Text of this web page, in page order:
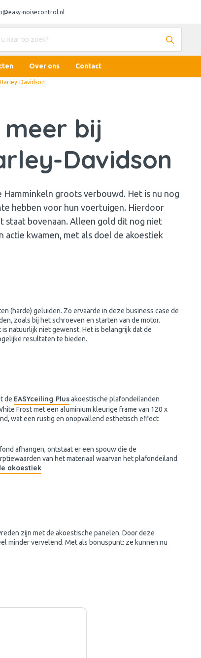
noisecontrol.nl
Over ons Contact
Davidson
bij
Davidson
groots verbouwd. Het is nu nog
hebben voor hun voertuigen. Hierdoor
staat bovenaan. Alleen gold dit nog niet
kwamen, met als doel de akoestiek
(harde) geluiden. Zo ervaarde in deze business case de
zoals bij het schroeven en starten van de motor.
natuurlijk niet gewenst. Het is belangrijk dat de
resultaten te bieden.
de EASYceiling Plusakoestische plafondeilanden
Frost met een aluminium kleurige frame van 120 x
wat een rustig en onopvallend esthetisch effect
afhangen, ontstaat er een spouw die de
van het materiaal waarvan het plafondeiland
akoestiek
zijn met de akoestische panelen. Door deze
minder vervelend. Met als bonuspunt: ze kunnen nu